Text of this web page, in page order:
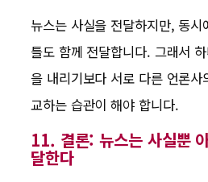
뉴스는 사실을 전달하지만, 동
틀도 함께 전달합니다. 그래서
을 내리기보다 서로 다른 언론사
교하는 습관이 해야 합니다.
11. 결론: 뉴스는 사실뿐
달한다